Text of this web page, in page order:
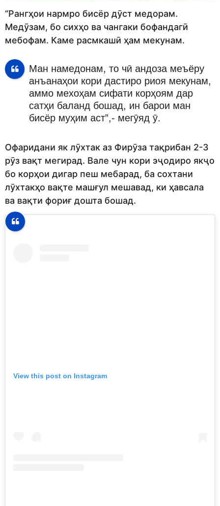
“Рангҳои нармро бисёр дӯст медорам.
Медӯзам, бо сихҳо ва чангаки бофандагӣ
мебофам. Каме расмкашӣ ҳам мекунам.
Ман намедонам, то чӣ андоза меъёру
анъанаҳои кори дастиро риоя мекунам,
аммо мехоҳам сифати корҳоям дар
сатҳи баланд бошад, ин барои ман
бисёр муҳим аст”,- мегӯяд ӯ.
Офаридани як лӯхтак аз Фирӯза тақрибан 2-3
рӯз вақт мегирад. Вале чун кори эҷодиро якҷо
бо корҳои дигар пеш мебарад, ба сохтани
лӯхтакҳо вақте машғул мешавад, ки ҳавсала
ва вақти фориғ дошта бошад.
View this post on Instagram